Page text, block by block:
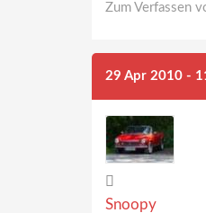
Zum Verfassen
29 Apr 2010 -
Snoopy